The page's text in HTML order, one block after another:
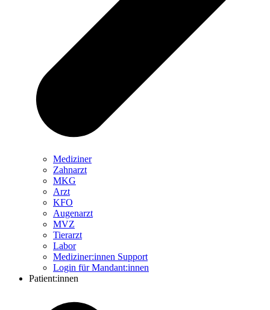
Mediziner
Zahnarzt
MKG
Arzt
KFO
Augenarzt
MVZ
Tierarzt
Labor
Mediziner:innen Support
Login für Mandant:innen
Patient:innen